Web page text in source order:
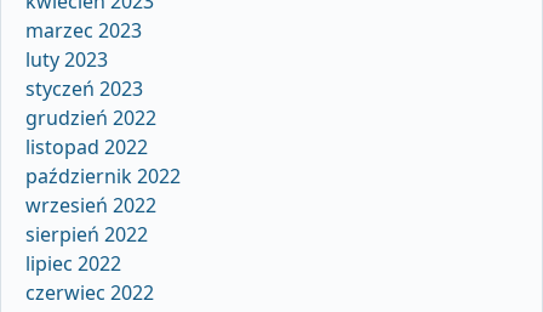
marzec 2023
luty 2023
styczeń 2023
grudzień 2022
listopad 2022
październik 2022
wrzesień 2022
sierpień 2022
lipiec 2022
czerwiec 2022